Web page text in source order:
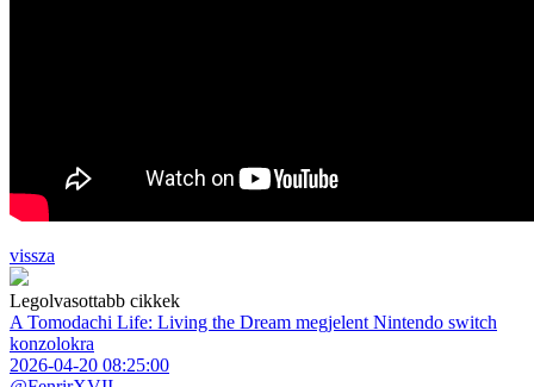
vissza
Legolvasottabb cikkek
A Tomodachi Life: Living the Dream megjelent Nintendo switch
konzolokra
2026-04-20 08:25:00